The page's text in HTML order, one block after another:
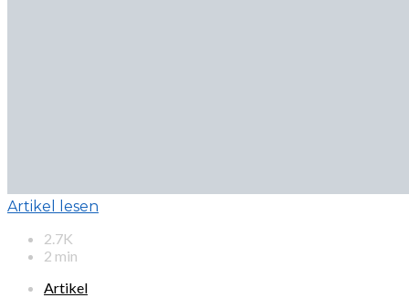
Artikel lesen
2.7K
2 min
Artikel